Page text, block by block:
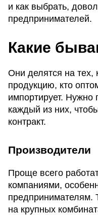
и как выбрать,
предпринимателей.
Какие
Они делятся на тех,
продукцию, кто
импортирует. Нужно
каждый из них,
контракт.
Производители
Проще всего
компаниями,
предпринимателям.
на крупных